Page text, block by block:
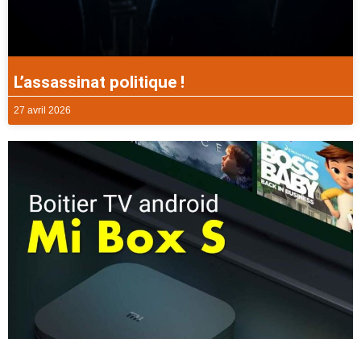
L’assassinat politique !
27 avril 2026